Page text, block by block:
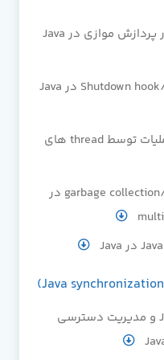
آموزش Java – اجرای چندین عملیات توسط thread های
آموزش Java – مدیریت حافظه/garbage collection در
آموزش Java – synchronization و مدیریت دسترسی